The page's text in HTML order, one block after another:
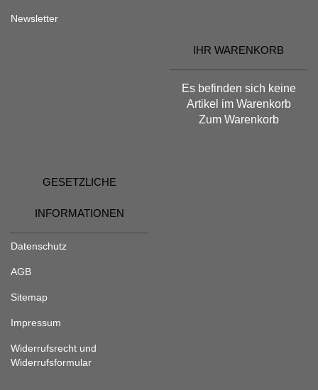
Newsletter
IHR WARENKORB
Es befinden sich keine
Artikel im Warenkorb
Zum Warenkorb
GESETZLICHE
INFORMATIONEN
Datenschutz
AGB
Sitemap
Impressum
Widerrufsrecht und
Widerrufsformular